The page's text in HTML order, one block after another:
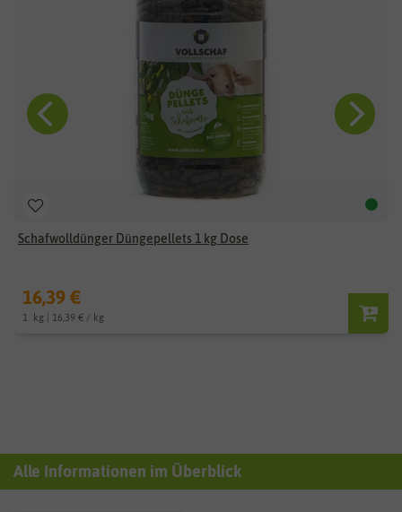
Schafwolldünger Düngepellets 1 kg Dose
16,39 €
1 kg | 16,39 € / kg
Alle Informationen im Überblick